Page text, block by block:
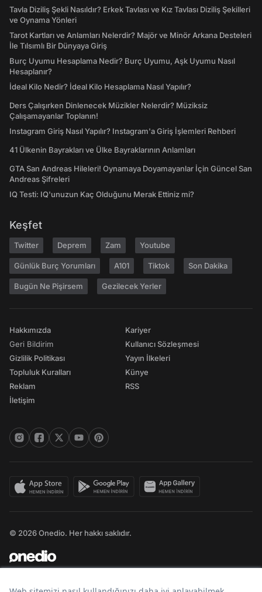
Tavla Diziliş Şekli Nasıldır? Erkek Tavlası ve Kız Tavlası Diziliş Şekilleri
ve Oynama Yönleri
Tarot Kartları ve Anlamları Nelerdir? Majör ve Minör Arkana Desteleri
İle Tılsımlı Bir Dünyaya Giriş
Burç Uyumu Hesaplama Nedir? Burç Uyumu, Aşk Uyumu Nasıl
Hesaplanır?
İdeal Kilo Nedir? İdeal Kilo Hesaplama Nasıl Yapılır?
Ders Çalışırken Dinlenecek Müzikler Nelerdir? Müziksiz
Çalışamayanlar Toplanın!
Instagram Giriş Nasıl Yapılır? Instagram'a Giriş İşlemleri Rehberi
41 Ülkenin Bayrakları ve Ülke Bayraklarının Anlamları
GTA San Andreas Hileleri! Oynamaya Doyamayanlar İçin Güncel San
Andreas Şifreleri
IQ Testi: IQ'unuzun Kaç Olduğunu Merak Ettiniz mi?
Keşfet
Twitter Deprem Zam Youtube
Günlük Burç Yorumları A101 Tiktok Son Dakika
Bugün Ne Pişirsem Gezilecek Yerler
Hakkımızda
Geri Bildirim
Gizlilik Politikası
Topluluk Kuralları
Reklam
İletişim
Kariyer
Kullanıcı Sözleşmesi
Yayın İlkeleri
Künye
RSS
© 2026 Onedio. Her hakkı saklıdır.